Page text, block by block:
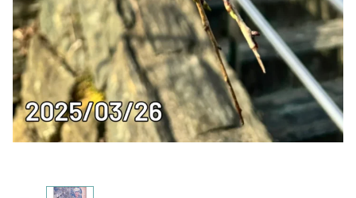
お
問
い
合
わ
せ
088-